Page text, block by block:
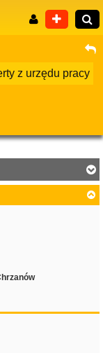
z urzędu pracy